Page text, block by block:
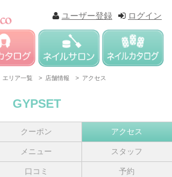
ログイン
ユーザー登録
エリア一覧 > 店舗情報 > アクセス
GYPSET
クーポン アクセス
メニュー スタッフ
口コミ 予約